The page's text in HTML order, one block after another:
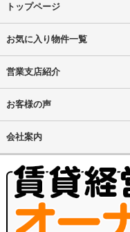
トップページ
お気に入り物件一覧
営業支店紹介
お客様の声
会社案内